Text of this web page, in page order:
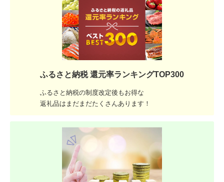
ふるさと納税 還元率ランキングTOP300
ふるさと納税の制度改定後もお得な
返礼品はまだまだたくさんあります！